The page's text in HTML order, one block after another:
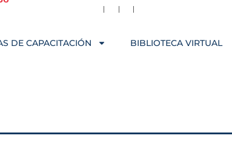
DE CAPACITACIÓN BIBLIOTECA VIRTUAL